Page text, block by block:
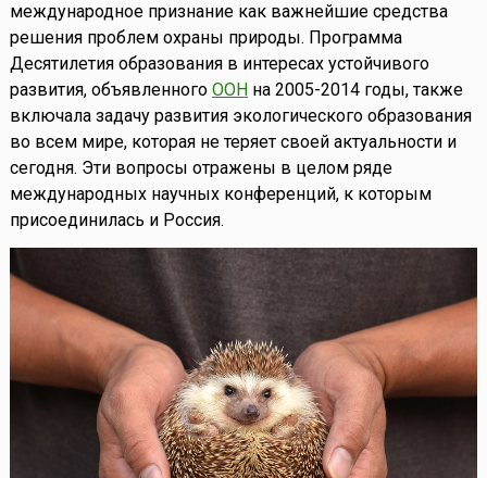
международное признание как важнейшие средства
решения проблем охраны природы. Программа
Десятилетия образования в интересах устойчивого
развития, объявленного ООН на 2005-2014 годы, также
включала задачу развития экологического образования
во всем мире, которая не теряет своей актуальности и
сегодня. Эти вопросы отражены в целом ряде
международных научных конференций, к которым
присоединилась и Россия.